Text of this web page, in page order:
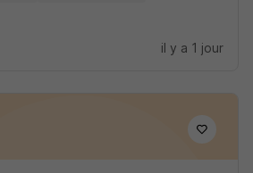
il y a 1 jour